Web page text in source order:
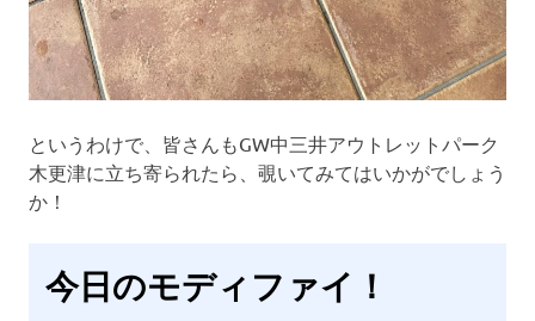
というわけで、皆さんもGW中三井アウトレットパーク
木更津に立ち寄られたら、覗いてみてはいかがでしょう
か！
今日のモディファイ！